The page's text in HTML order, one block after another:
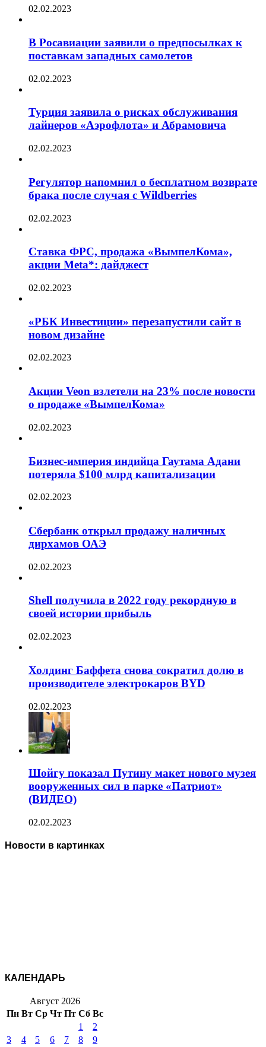
02.02.2023
В Росавиации заявили о предпосылках к
поставкам западных самолетов
02.02.2023
Турция заявила о рисках обслуживания
лайнеров «Аэрофлота» и Абрамовича
02.02.2023
Регулятор напомнил о бесплатном возврате
брака после случая с Wildberries
02.02.2023
Ставка ФРС, продажа «ВымпелКома»,
акции Meta*: дайджест
02.02.2023
«РБК Инвестиции» перезапустили сайт в
новом дизайне
02.02.2023
Акции Veon взлетели на 23% после новости
о продаже «ВымпелКома»
02.02.2023
Бизнес-империя индийца Гаутама Адани
потеряла $100 млрд капитализации
02.02.2023
Сбербанк открыл продажу наличных
дирхамов ОАЭ
02.02.2023
Shell получила в 2022 году рекордную в
своей истории прибыль
02.02.2023
Холдинг Баффета снова сократил долю в
производителе электрокаров BYD
02.02.2023
Шойгу показал Путину макет нового музея
вооруженных сил в парке «Патриот»
(ВИДЕО)
02.02.2023
Новости в картинках
КАЛЕНДАРЬ
Август 2026
Пн Вт Ср Чт Пт Сб Вс
1
2
3
4 5 6 7 8 9